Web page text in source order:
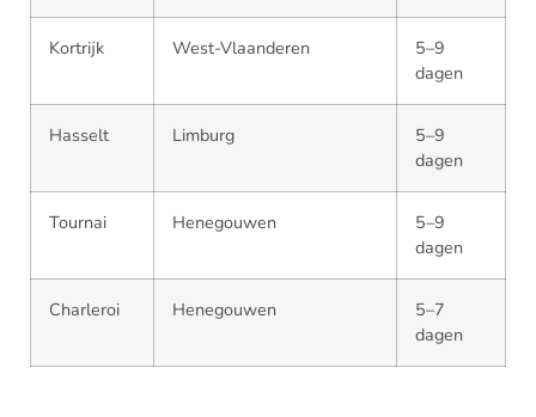
Kortrijk West-Vlaanderen
5–9
dagen
Hasselt Limburg
5–9
dagen
Tournai Henegouwen
5–9
dagen
Charleroi Henegouwen
5–7
dagen